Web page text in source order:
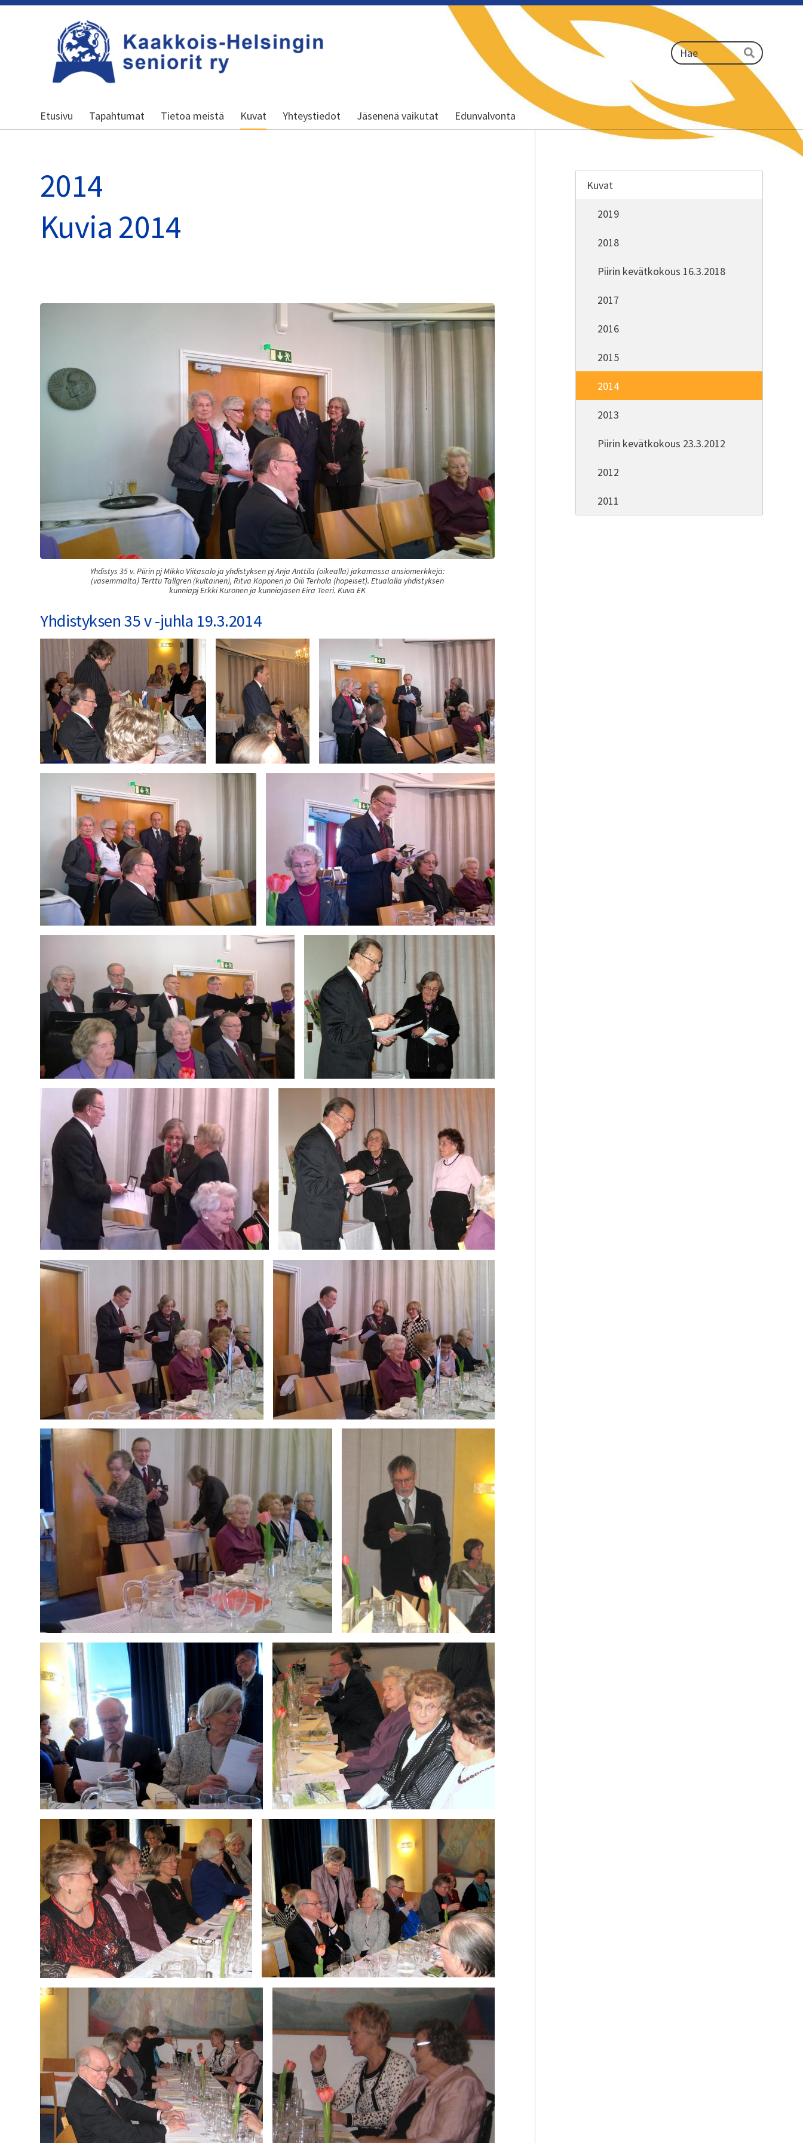
Kaakkois-Helsingin seniorit ry
Haku
Hae
Etusivu Tapahtumat Tietoa meistä Kuvat Yhteystiedot Jäsenenä vaikutat Edunvalvonta
2014
Kuvia 2014
Yhdistys 35 v. Piirin pj Mikko Viitasalo ja yhdistyksen pj Anja Anttila (oikealla) jakamassa ansiomerkkejä:
(vasemmalta) Terttu Tallgren (kultainen), Ritva Koponen ja Oili Terhola (hopeiset). Etualalla yhdistyksen
kunniapj Erkki Kuronen ja kunniajäsen Eira Teeri. Kuva EK
Yhdistyksen 35 v -juhla 19.3.2014
Kuvat
2019
2018
Piirin kevätkokous 16.3.2018
2017
2016
2015
2014
2013
Piirin kevätkokous 23.3.2012
2012
2011